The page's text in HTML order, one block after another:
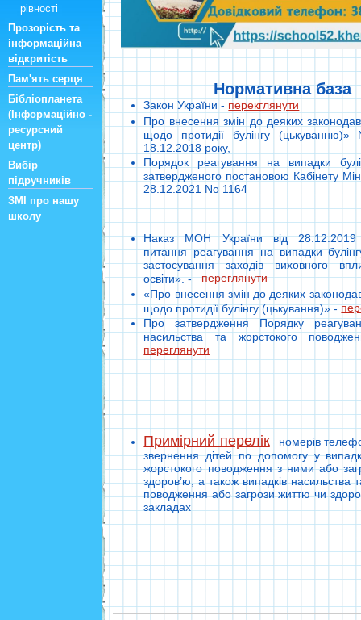
рівності
Прозорість та
інформаційна
відкритість
Пам'ять серця
Бібліопланета
(Інформаційно -
ресурсний
центр)
Вибір
підручників
ЗМІ про нашу
школу
Нормативна база
Закон України - перекглянути
Про внесення змін до деяких
щодо протидії булінгу (цькуванню)»
18.12.2018 року,
Порядок реагування на випадки
затвердженого постановою Кабінету
28.12.2021 No 1164
Наказ МОН України від 28.12.2019
питання реагування на випадки
застосування заходів виховного
освіти». -переглянути
«Про внесення змін до деяких
щодо протидії булінгу (цькування)» -
Про затвердження Порядку
насильства та жорстокого
переглянути
Примірний перелік номерів
звернення дітей по допомогу у
жорстокого поводження з ними або
здоров’ю, а також випадків насильства
поводження або загрози життю чи
закладах